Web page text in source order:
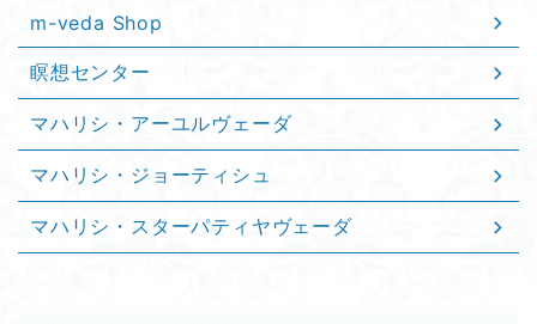
m-veda Shop
瞑想センター
マハリシ・アーユルヴェーダ
マハリシ・ジョーティシュ
マハリシ・スターパティヤヴェーダ